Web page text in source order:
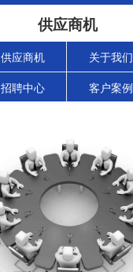
供应商机
供应商机 关于我们
招聘中心 客户案例